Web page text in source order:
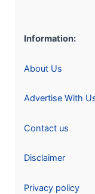
Information:
About Us
Advertise With
Contact us
Disclaimer
Privacy policy